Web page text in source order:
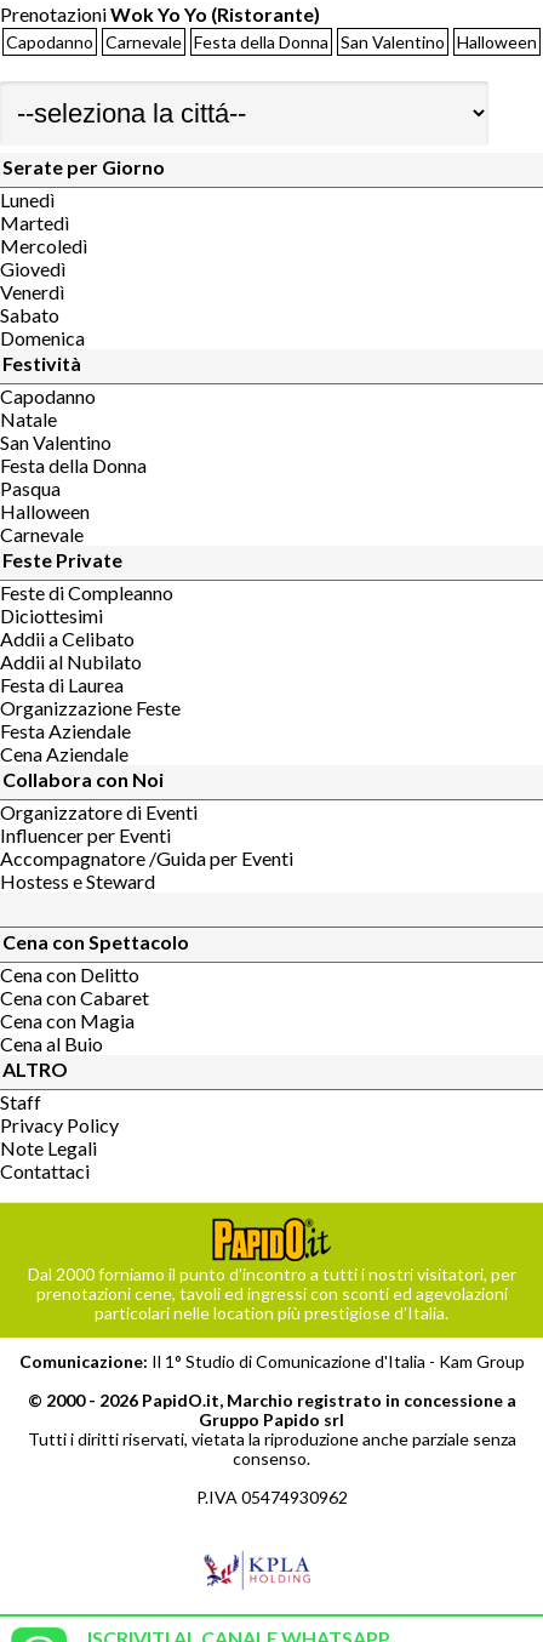
PrenotazioniWok Yo Yo (Ristorante)
Capodanno Carnevale Festa della Donna San Valentino Halloween
Serate per Giorno
Lunedì
Martedì
Mercoledì
Giovedì
Venerdì
Sabato
Domenica
Festività
Capodanno
Natale
San Valentino
Festa della Donna
Pasqua
Halloween
Carnevale
Feste Private
Feste di Compleanno
Diciottesimi
Addii a Celibato
Addii al Nubilato
Festa di Laurea
Organizzazione Feste
Festa Aziendale
Cena Aziendale
Collabora con Noi
Organizzatore di Eventi
Influencer per Eventi
Accompagnatore /Guida per Eventi
Hostess e Steward
Cena con Spettacolo
Cena con Delitto
Cena con Cabaret
Cena con Magia
Cena al Buio
ALTRO
Staff
Privacy Policy
Note Legali
Contattaci
Dal 2000 forniamo il punto d’incontro a tutti i nostri visitatori, per
prenotazioni cene, tavoli ed ingressi con sconti ed agevolazioni
particolari nelle location più prestigiose d’Italia.
Comunicazione: Il 1° Studio di Comunicazione d'Italia - Kam Group
© 2000 - 2026 PapidO.it, Marchio registrato in concessione a
Gruppo Papido srl
Tutti i diritti riservati, vietata la riproduzione anche parziale senza
consenso.
P.IVA 05474930962